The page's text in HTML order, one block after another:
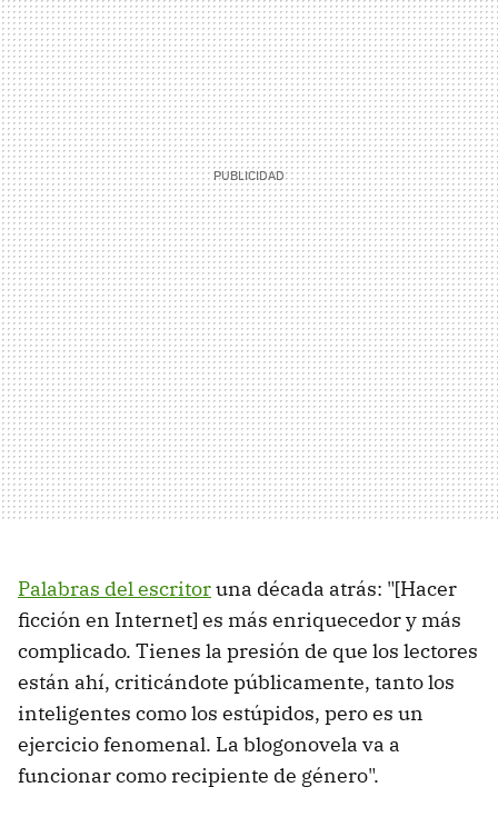
Palabras del escritoruna década atrás: "[Hacer
ficción en Internet] es más enriquecedor y más
complicado. Tienes la presión de que los lectores
están ahí, criticándote públicamente, tanto los
inteligentes como los estúpidos, pero es un
ejercicio fenomenal. La blogonovela va a
funcionar como recipiente de género".